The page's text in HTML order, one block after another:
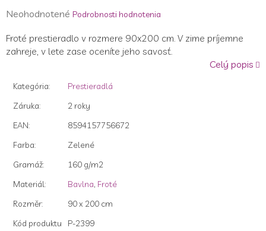
Priemerné
produktu
je
hviezdičiek.
Neohodnotené Podrobnosti hodnotenia
Froté prestieradlo v rozmere 90x200 cm. V zime príjemne
zahreje, v lete zase oceníte jeho savosť.
Celý popis
Kategória:
Prestieradlá
Záruka:
2 roky
EAN:
8594157756672
Farba:
Zelené
Gramáž:
160 g/m2
Materiál: Bavlna, Froté
Rozměr:
90 x 200 cm
Kód produktu
P-2399